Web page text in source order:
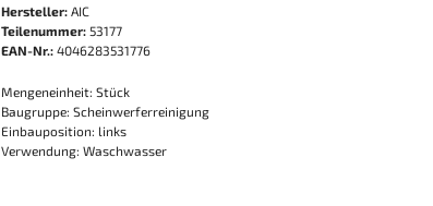
Hersteller: AIC
Teilenummer: 53177
EAN-Nr.: 4046283531776
Mengeneinheit: Stück
Baugruppe: Scheinwerferreinigung
Einbauposition: links
Verwendung: Waschwasser